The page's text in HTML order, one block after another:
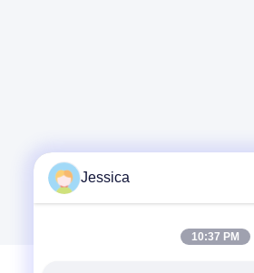
Jessica
10:37 PM